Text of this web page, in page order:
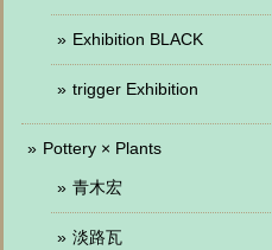
Exhibition BLACK
trigger Exhibition
Pottery × Plants
青木宏
淡路瓦